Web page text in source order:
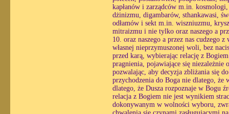
kapłanów i zarządców m.in.
dżinizmu, digambarów, sthankawasi,
odłamów i sekt m.in. wiszniuzmu,
mitraizmu i nie tylko oraz naszego a
10. oraz naszego a przez nas cudzego
własnej nieprzymuszonej woli, bez
przed karą, wybierając relację z
pragnienia, pojawiające się
pozwalając, aby decyzja zbliżania się
przychodzenia do Boga nie dlatego, że
dlatego, że Dusza rozpoznaje w Bogu
relacja z Bogiem nie jest wynikiem
dokonywanym w wolności wyboru,